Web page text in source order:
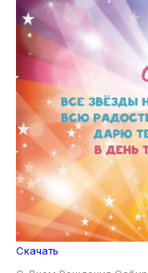
Скачать